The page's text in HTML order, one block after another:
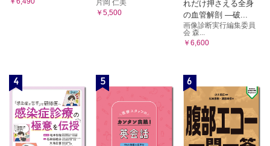
片岡 仁美
￥5,500
れだけ押さえる全身
の血管解剖 ―破...
画像診断実行編集委員
会 森...
￥6,600
4 5 6